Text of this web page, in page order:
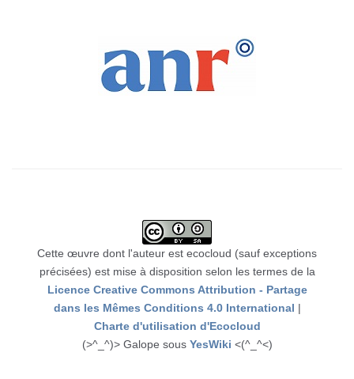
Cette œuvre dont l'auteur est ecocloud (sauf exceptions
précisées) est mise à disposition selon les termes de la
Licence Creative Commons Attribution - Partage
dans les Mêmes Conditions 4.0 International |
Charte d'utilisation d'Ecocloud
(>^_^)> Galope sous YesWiki <(^_^<)